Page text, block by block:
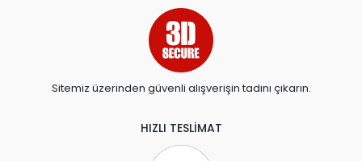
Sitemiz üzerinden güvenli alışverişin tadını çıkarın.
HIZLI TESLİMAT